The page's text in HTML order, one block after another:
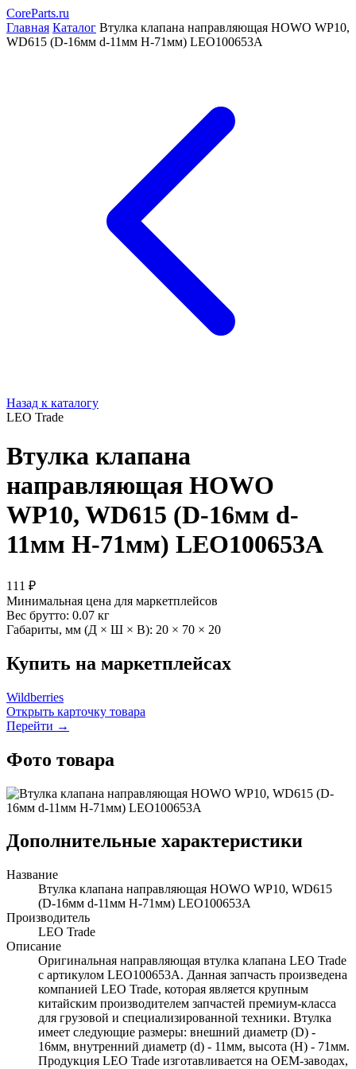
CoreParts.ru
Главная Каталог Втулка клапана направляющая HOWO WP10,
WD615 (D-16мм d-11мм Н-71мм) LEO100653A
Назад к каталогу
LEO Trade
Втулка клапана
направляющая HOWO
WP10, WD615 (D-16мм d-
11мм Н-71мм) LEO100653A
111 ₽
Минимальная цена для маркетплейсов
Вес брутто: 0.07 кг
Габариты, мм (Д × Ш × В): 20 × 70 × 20
Купить на маркетплейсах
Wildberries
Открыть карточку товара
Перейти →
Фото товара
Дополнительные характеристики
Название
Втулка клапана направляющая HOWO WP10, WD615
(D-16мм d-11мм Н-71мм) LEO100653A
Производитель
LEO Trade
Описание
Оригинальная направляющая втулка клапана LEO Trade
с артикулом LEO100653A. Данная запчасть произведена
компанией LEO Trade, которая является крупным
китайским производителем запчастей премиум-класса
для грузовой и специализированной техники. Втулка
имеет следующие размеры: внешний диаметр (D) -
16мм, внутренний диаметр (d) - 11мм, высота (Н) - 71мм.
Продукция LEO Trade изготавливается на OEM-заводах,